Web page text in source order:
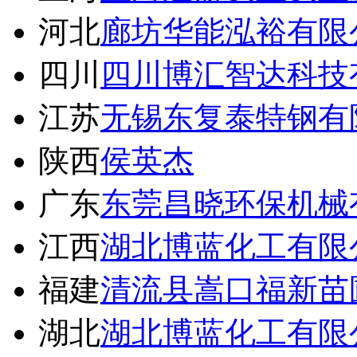
河北廊坊华能泓裕有
四川 四川博汇智达科
江苏无锡东复泰特钢
陕西侯英杰
广东东莞昌晓环保机
江西湖北博蓝化工有
福建清流县嵩口福新苗
湖北湖北博蓝化工有限